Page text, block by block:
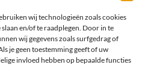
wij technologieën zoals cookies
en/of te raadplegen. Door in te
wij gegevens zoals surfgedrag of
je geen toestemming geeft of uw
invloed hebben op bepaalde functies